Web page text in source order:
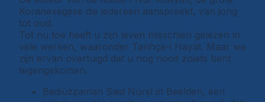
Koranexegese die iedereen aanspreekt, van jong
tot oud.
Tot nu toe heeft u zijn leven misschien gelezen in
vele werken, waaronder Tarihçe-i Hayat. Maar we
zijn ervan overtuigd dat u nog nooit zoiets bent
tegengekomen.
Bediüzzaman Said Nursî in Beelden, een